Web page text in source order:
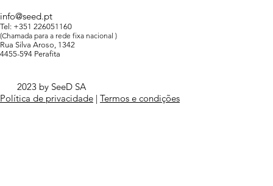
2023 by SeeD SA
Política de privacidade | Termos e condições
info@seed.pt
Tel: +351 226051160
(Chamada para a rede fixa nacional )
Rua Silva Aroso, 1342
4455-594 Perafita